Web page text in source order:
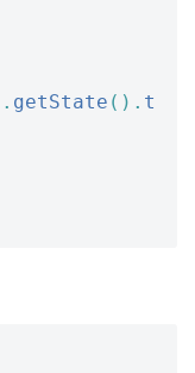
. getState (). t